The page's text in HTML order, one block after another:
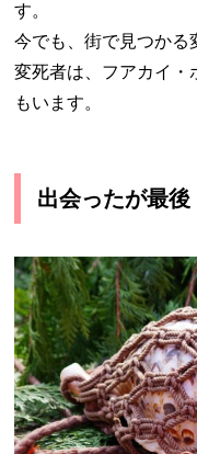
す。
今でも、街で見つかる
変死者は、フアカイ・
もいます。
出会ったが最